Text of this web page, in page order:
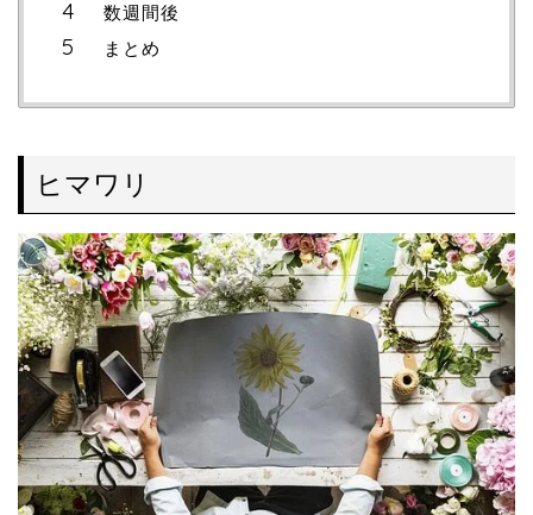
数週間後
まとめ
ヒマワリ